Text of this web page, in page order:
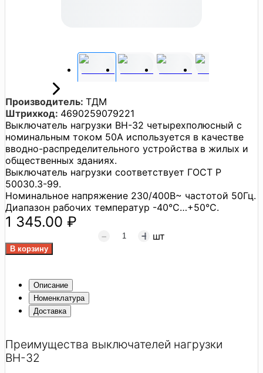
Производитель: ТДМ
Штрихкод: 4690259079221
Выключатель нагрузки ВН-32 четырехполюсный с
номинальным током 50А используется в качестве
вводно-распределительного устройства в жилых и
общественных зданиях.
Выключатель нагрузки соответствует ГОСТ Р
50030.3-99.
Номинальное напряжение 230/400В~ частотой 50Гц.
Диапазон рабочих температур -40°C…+50°C.
1 345.00 ₽
шт
Описание
Номенклатура
Доставка
Преимущества выключателей нагрузки
ВН-32